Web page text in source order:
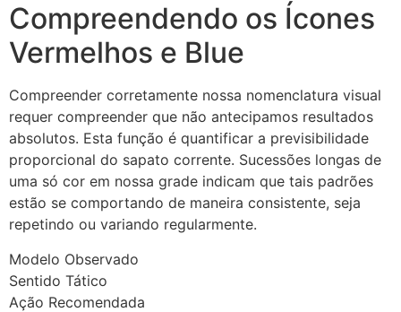
Compreendendo os Ícones
Vermelhos e Blue
Compreender corretamente nossa nomenclatura visual
requer compreender que não antecipamos resultados
absolutos. Esta função é quantificar a previsibilidade
proporcional do sapato corrente. Sucessões longas de
uma só cor em nossa grade indicam que tais padrões
estão se comportando de maneira consistente, seja
repetindo ou variando regularmente.
Modelo Observado
Sentido Tático
Ação Recomendada